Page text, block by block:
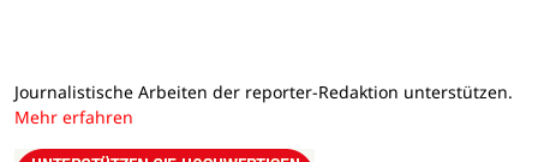
Journalistische Arbeiten der reporter-Redaktion unterstützen.
Mehr erfahren